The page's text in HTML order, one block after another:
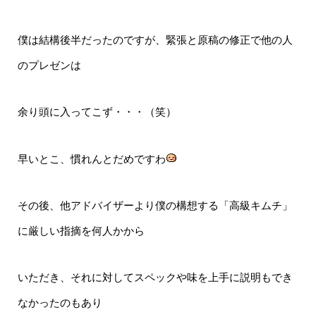
僕は結構後半だったのですが、緊張と原稿の修正で他の人
のプレゼンは
余り頭に入ってこず・・・（笑）
早いとこ、慣れんとだめですわ
その後、他アドバイザーより僕の構想する「高級キムチ」
に厳しい指摘を何人かから
いただき、それに対してスペックや味を上手に説明もでき
なかったのもあり